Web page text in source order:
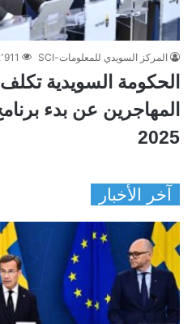
المركز السويدي للمعلومات-SCI
الحكومة السويدية
المهاجرين عن بدء
2025
آخر الأخبار